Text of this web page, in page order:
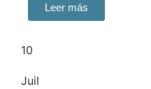
Leer más
10
Juil